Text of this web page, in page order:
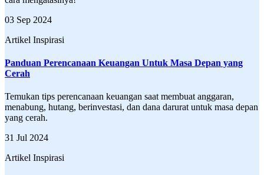
03 Sep 2024
Artikel Inspirasi
Panduan Perencanaan Keuangan Untuk Masa Depan yang
Cerah
Temukan tips perencanaan keuangan saat membuat anggaran,
menabung, hutang, berinvestasi, dan dana darurat untuk masa depan
yang cerah.
31 Jul 2024
Artikel Inspirasi